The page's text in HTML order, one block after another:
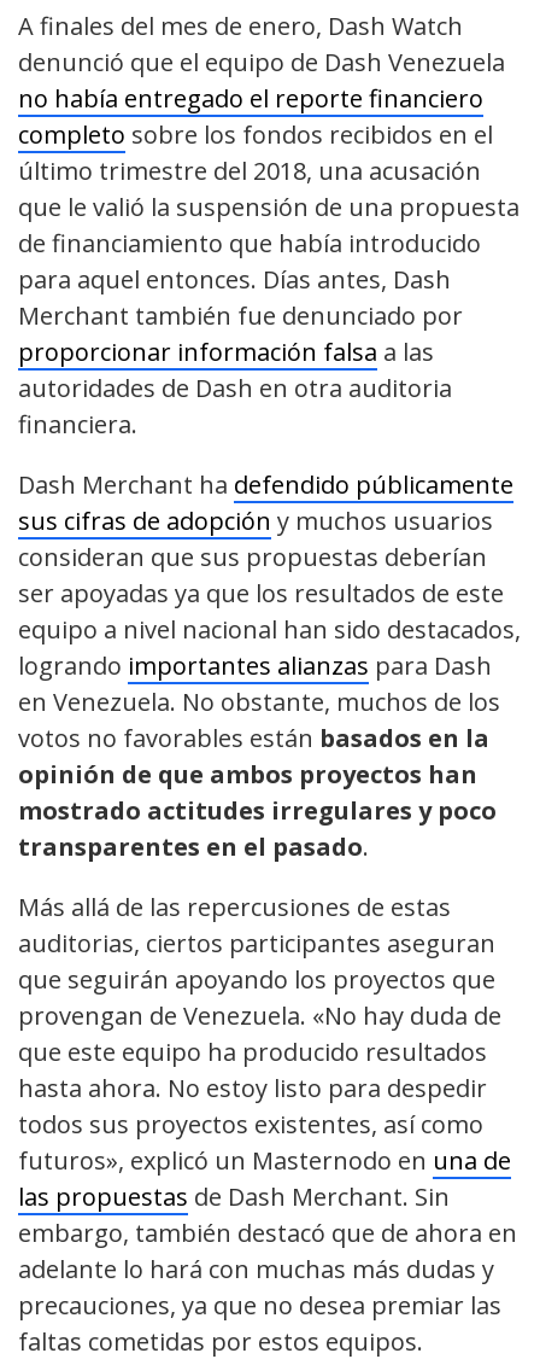
A finales del mes de enero, Dash Watch
denunció que el equipo de Dash Venezuela
no había entregado el reporte financiero
completo sobre los fondos recibidos en el
último trimestre del 2018, una acusación
que le valió la suspensión de una propuesta
de financiamiento que había introducido
para aquel entonces. Días antes, Dash
Merchant también fue denunciado por
proporcionar información falsa a las
autoridades de Dash en otra auditoria
financiera.
Dash Merchant ha defendido públicamente
sus cifras de adopción y muchos usuarios
consideran que sus propuestas deberían
ser apoyadas ya que los resultados de este
equipo a nivel nacional han sido destacados,
logrando importantes alianzas para Dash
en Venezuela. No obstante, muchos de los
votos no favorables están basados en la
opinión de que ambos proyectos han
mostrado actitudes irregulares y poco
transparentes en el pasado.
Más allá de las repercusiones de estas
auditorias, ciertos participantes aseguran
que seguirán apoyando los proyectos que
provengan de Venezuela. «No hay duda de
que este equipo ha producido resultados
hasta ahora. No estoy listo para despedir
todos sus proyectos existentes, así como
futuros», explicó un Masternodo en una de
las propuestas de Dash Merchant. Sin
embargo, también destacó que de ahora en
adelante lo hará con muchas más dudas y
precauciones, ya que no desea premiar las
faltas cometidas por estos equipos.